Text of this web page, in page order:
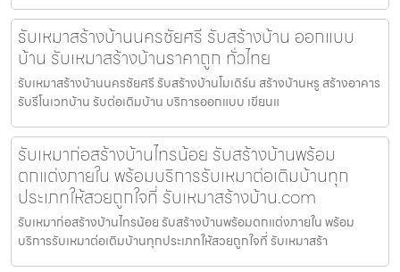
รับเหมาสร้างบ้านนครชัยศรี รับสร้างบ้าน ออกแบบ
บ้าน รับเหมาสร้างบ้านราคาถูก ทั่วไทย
รับเหมาสร้างบ้านนครชัยศรี รับสร้างบ้านโมเดิร์น สร้างบ้านหรู สร้างอาคาร
รับรีโนเวทบ้าน รับต่อเติมบ้าน บริการออกแบบ เขียนแ
รับเหมาก่อสร้างบ้านไทรน้อย รับสร้างบ้านพร้อม
ตกแต่งภายใน พร้อมบริการรับเหมาต่อเติมบ้านทุก
ประเภทให้สวยถูกใจที่ รับเหมาสร้างบ้าน.com
รับเหมาก่อสร้างบ้านไทรน้อย รับสร้างบ้านพร้อมตกแต่งภายใน พร้อม
บริการรับเหมาต่อเติมบ้านทุกประเภทให้สวยถูกใจที่ รับเหมาสร้า